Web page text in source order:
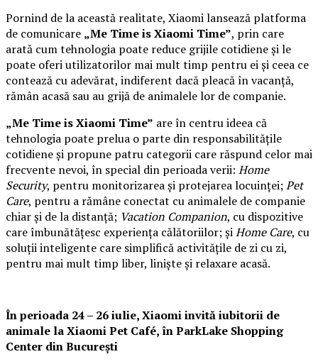
Pornind de la această realitate, Xiaomi lansează platforma
de comunicare „Me Time is Xiaomi Time”, prin care
arată cum tehnologia poate reduce grijile cotidiene și le
poate oferi utilizatorilor mai mult timp pentru ei și ceea ce
contează cu adevărat, indiferent dacă pleacă în vacanță,
rămân acasă sau au grijă de animalele lor de companie.
„Me Time is Xiaomi Time” are în centru ideea că
tehnologia poate prelua o parte din responsabilitățile
cotidiene și propune patru categorii care răspund celor mai
frecvente nevoi, în special din perioada verii: Home
Security, pentru monitorizarea și protejarea locuinței;Pet
Care, pentru a rămâne conectat cu animalele de companie
chiar și de la distanță; Vacation Companion, cu dispozitive
care îmbunătățesc experiența călătoriilor; șiHome Care, cu
soluții inteligente care simplifică activitățile de zi cu zi,
pentru mai mult timp liber, liniște și relaxare acasă.
În perioada 24 – 26 iulie, Xiaomi invită iubitorii de
animale laXiaomi Pet Café, în ParkLake Shopping
Center din București